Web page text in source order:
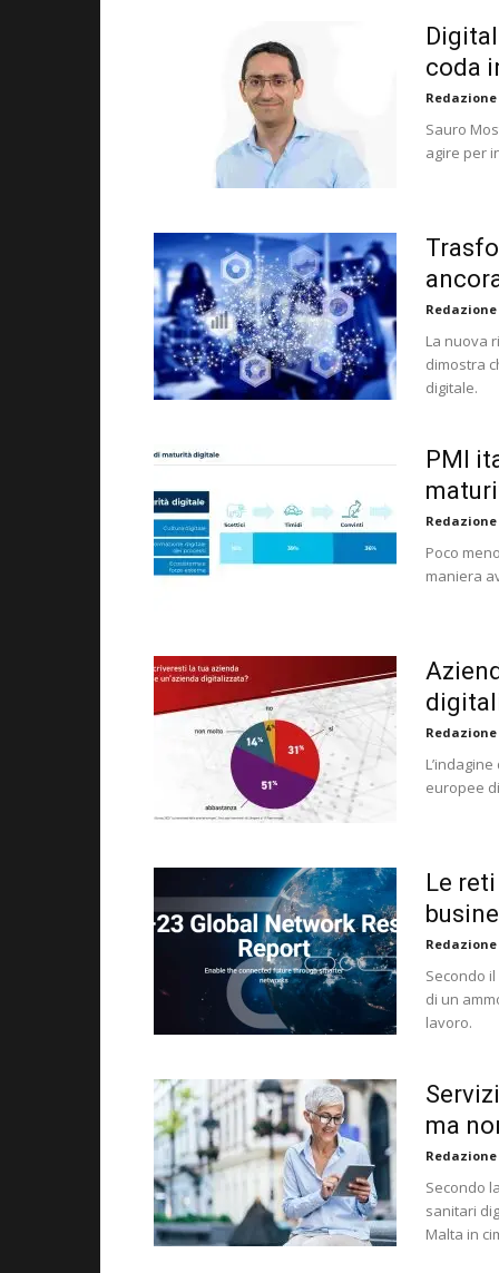
coda
Sauro
agire per
La nuova
dimostra
digitale.
PMI
Poco
maniera
europee
Le
Secondo
di un
lavoro.
ma
Secondo
sanitari
Malta in